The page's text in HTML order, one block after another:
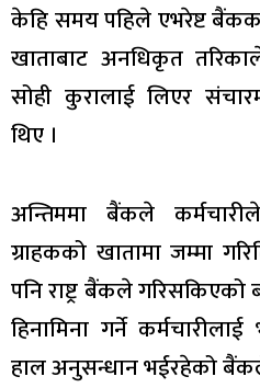
केहि समय पहिले एभरेष्ट
खाताबाट अनधिकृत
सोही कुरालाई लिएर
थिए ।
अन्तिममा बैंकले
ग्राहकको खातामा जम्मा
पनि राष्ट्र बैंकले
हिनामिना गर्ने
हाल अनुसन्धान भईरहेको